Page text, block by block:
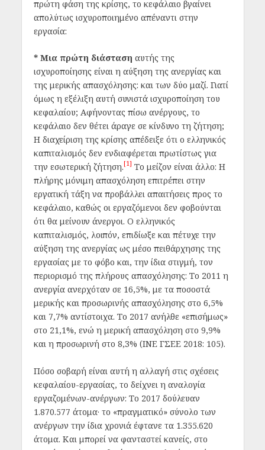
πρώτη φάση της κρίσης, το κεφάλαιο βγαίνει
απολύτως ισχυροποιημένο απέναντι στην
εργασία:
* Μια πρώτη διάσταση αυτής της
ισχυροποίησης είναι η αύξηση της ανεργίας και
της μερικής απασχόλησης: και των δύο μαζί. Γιατί
όμως η εξέλιξη αυτή συνιστά ισχυροποίηση του
κεφαλαίου; Αφήνοντας πίσω ανέργους, το
κεφάλαιο δεν θέτει άραγε σε κίνδυνο τη ζήτηση;
Η διαχείριση της κρίσης απέδειξε ότι ο ελληνικός
καπιταλισμός δεν ενδιαφέρεται πρωτίστως για
την εσωτερική ζήτηση.[1] Το μείζον είναι άλλο: Η
πλήρης μόνιμη απασχόληση επιτρέπει στην
εργατική τάξη να προβάλλει απαιτήσεις προς το
κεφάλαιο, καθώς οι εργαζόμενοι δεν φοβούνται
ότι θα μείνουν άνεργοι. Ο ελληνικός
καπιταλισμός, λοιπόν, επιδίωξε και πέτυχε την
αύξηση της ανεργίας ως μέσο πειθάρχησης της
εργασίας με το φόβο και, την ίδια στιγμή, τον
περιορισμό της πλήρους απασχόλησης: Το 2011 η
ανεργία ανερχόταν σε 16,5%, με τα ποσοστά
μερικής και προσωρινής απασχόλησης στο 6,5%
και 7,7% αντίστοιχα. Το 2017 ανήλθε «επισήμως»
στο 21,1%, ενώ η μερική απασχόληση στο 9,9%
και η προσωρινή στο 8,3% (ΙΝΕ ΓΣΕΕ 2018: 105).
Πόσο σοβαρή είναι αυτή η αλλαγή στις σχέσεις
κεφαλαίου-εργασίας, το δείχνει η αναλογία
εργαζομένων-ανέργων: Το 2017 δούλευαν
1.870.577 άτομα· το «πραγματικό» σύνολο των
ανέργων την ίδια χρονιά έφτανε τα 1.355.620
άτομα. Και μπορεί να φανταστεί κανείς, στο